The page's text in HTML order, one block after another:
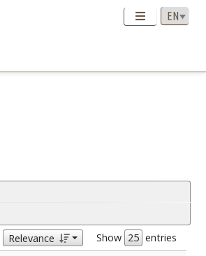
Relevance Show
entries